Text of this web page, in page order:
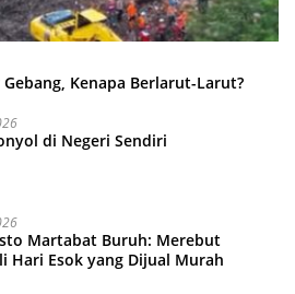
Kenapa Berlarut-Larut?
di Negeri Sendiri
Martabat Buruh: Merebut
Hari Esok yang Dijual Murah